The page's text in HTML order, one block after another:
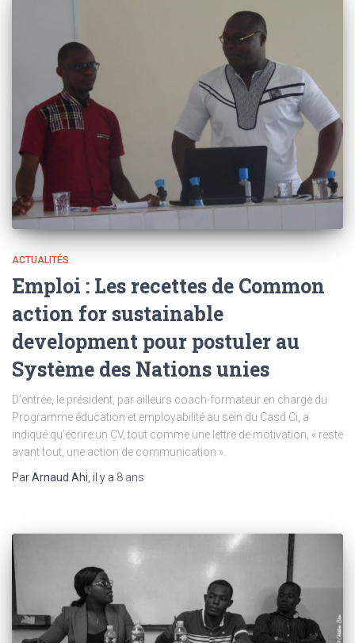
ACTUALITÉS
Emploi : Les recettes de Common
action for sustainable
development pour postuler au
Système des Nations unies
D’entrée, le président, par ailleurs coach-formateur en charge du
Programme éducation et employabilité au sein du Casd Ci, a
indiqué qu’écrire un CV, tout comme une lettre de motivation, « reste
avant tout, une action de communication ».
ParArnaud Ahi, il y a 8 ans